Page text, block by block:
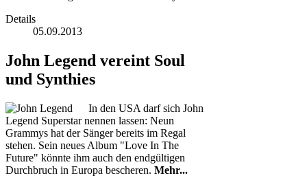
Details
05.09.2013
John Legend vereint Soul
und Synthies
In den USA darf sich John
Legend Superstar nennen lassen: Neun
Grammys hat der Sänger bereits im Regal
stehen. Sein neues Album "Love In The
Future" könnte ihm auch den endgültigen
Durchbruch in Europa bescheren. Mehr...